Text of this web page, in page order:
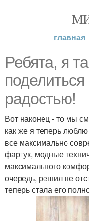
главная
Ребята, я
радостью!
Вот наконец - то мы
как же я теперь
все максимально
фартук, модные
максимального
очередь, решил не
теперь стала его